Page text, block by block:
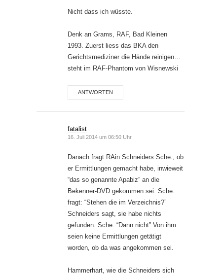
Nicht dass ich wüsste.
Denk an Grams, RAF, Bad Kleinen
1993. Zuerst liess das BKA den
Gerichtsmediziner die Hände reinigen…
steht im RAF-Phantom von Wisnewski
ANTWORTEN
fatalist
16. Juli 2014 um 06:50 Uhr
Danach fragt RAin Schneiders Sche., ob
er Ermittlungen gemacht habe, inwieweit
“das so genannte Apabiz” an die
Bekenner-DVD gekommen sei. Sche.
fragt: “Stehen die im Verzeichnis?”
Schneiders sagt, sie habe nichts
gefunden. Sche. “Dann nicht” Von ihm
seien keine Ermittlungen getätigt
worden, ob da was angekommen sei.
Hammerhart, wie die Schneiders sich